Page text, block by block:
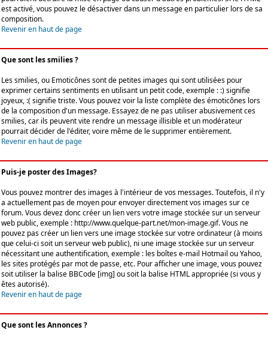
est activé, vous pouvez le désactiver dans un message en particulier lors de sa
composition.
Revenir en haut de page
Que sont les smilies ?
Les smilies, ou Emoticônes sont de petites images qui sont utilisées pour
exprimer certains sentiments en utilisant un petit code, exemple : :) signifie
joyeux, :( signifie triste. Vous pouvez voir la liste complète des émoticônes lors
de la composition d'un message. Essayez de ne pas utiliser abusivement ces
smilies, car ils peuvent vite rendre un message illisible et un modérateur
pourrait décider de l'éditer, voire même de le supprimer entièrement.
Revenir en haut de page
Puis-je poster des Images?
Vous pouvez montrer des images à l'intérieur de vos messages. Toutefois, il n'y
a actuellement pas de moyen pour envoyer directement vos images sur ce
forum. Vous devez donc créer un lien vers votre image stockée sur un serveur
web public, exemple : http://www.quelque-part.net/mon-image.gif. Vous ne
pouvez pas créer un lien vers une image stockée sur votre ordinateur (à moins
que celui-ci soit un serveur web public), ni une image stockée sur un serveur
nécessitant une authentification, exemple : les boîtes e-mail Hotmail ou Yahoo,
les sites protégés par mot de passe, etc. Pour afficher une image, vous pouvez
soit utiliser la balise BBCode [img] ou soit la balise HTML appropriée (si vous y
êtes autorisé).
Revenir en haut de page
Que sont les Annonces ?